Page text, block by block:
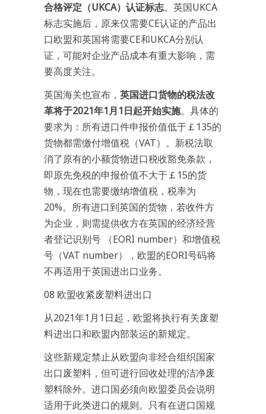
合格评定（UKCA）认证标志。英国UKCA
标志实施后，原来仅需要CE认证的产品出
口欧盟和英国将需要CE和UKCA分别认
证，可能对企业产品成本有重大影响，需
要高度关注。
英国海关也宣布， 英国进口货物的税法改
革将于2021年1月1日起开始实施。具体的
要求为：所有进口件申报价值低于￡135的
货物都需缴付增值税（VAT）。新税法取
消了原有的小额货物进口税收豁免条款，
即原先免税的申报价值不大于￡15的货
物，现在也需要缴纳增值税，税率为
20%。所有进口到英国的货物，若收件方
为企业，则需提供收方在英国的经济经营
者登记识别号 （EORI number）和增值税
号（VAT number），欧盟的EORI号码将
不再适用于英国进出口业务。
08 欧盟收紧废塑料进出口
从2021年1月1日起，欧盟将执行有关废塑
料进出口和欧盟内部装运的新规定。
这些新规定禁止从欧盟向非经合组织国家
出口废塑料，但可进行回收处理的洁净废
塑料除外。进口国必须向欧盟委员会说明
适用于此类进口的规则。只有在进口国规